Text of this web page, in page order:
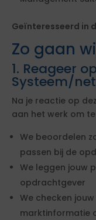
Geïnteresseerd in
Zo gaan
1. Reageer
Systeem/
Na je reactie op
aan het werk om
We beoordelen
passen bij de
We leggen jouw
opdrachtgever
We checken
marktinformatie